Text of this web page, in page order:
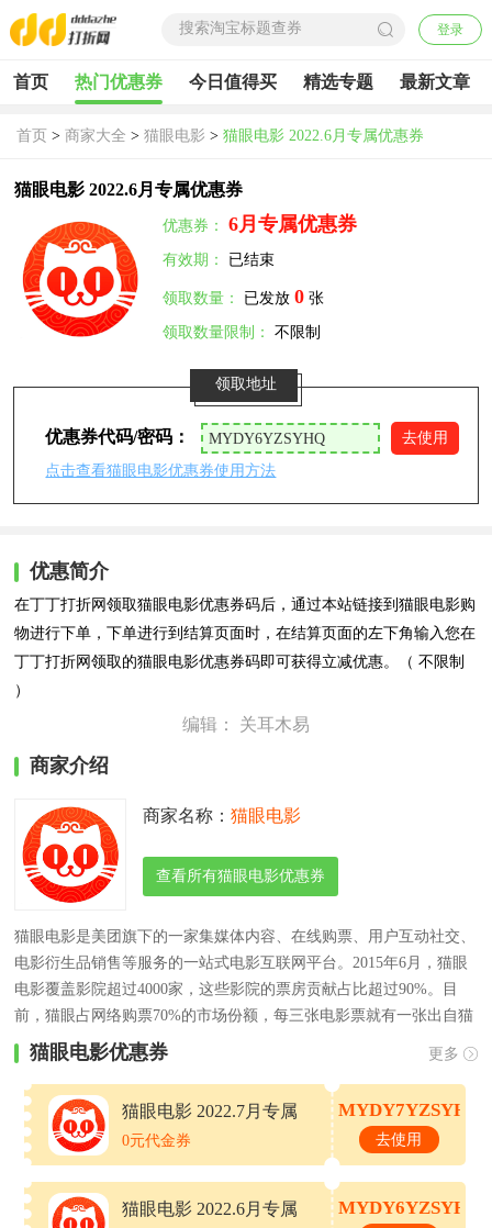
登录
首页 热门优惠券 今日值得买 精选专题 最新文章
首页 > 商家大全 > 猫眼电影 > 猫眼电影 2022.6月专属优惠券
猫眼电影 2022.6月专属优惠券
优惠券： 6月专属优惠券
有效期： 已结束
领取数量： 已发放0 张
领取数量限制： 不限制
领取地址
优惠券代码/密码：
去使用
点击查看猫眼电影优惠券使用方法
优惠简介
在丁丁打折网领取猫眼电影优惠券码后，通过本站链接到猫眼电影购
物进行下单，下单进行到结算页面时，在结算页面的左下角输入您在
丁丁打折网领取的猫眼电影优惠券码即可获得立减优惠。（不限制
）
编辑： 关耳木易
商家介绍
商家名称：猫眼电影
查看所有猫眼电影优惠券
猫眼电影是美团旗下的一家集媒体内容、在线购票、用户互动社交、
电影衍生品销售等服务的一站式电影互联网平台。2015年6月，猫眼
电影覆盖影院超过4000家，这些影院的票房贡献占比超过90%。目
前，猫眼占网络购票70%的市场份额，每三张电影票就有一张出自猫
眼电影，是影迷下载量较多、使用率较高的电影应用软件。同时，猫
眼电影为合作影院和电影制片发行方提供覆盖海量电影消费者的精准
营销方案，助力影片票房。2015年上半年，猫眼电影交易额达60亿，
超过2014年全年。
猫眼电影优惠券 更多
猫眼电影 2022.7月专属
优惠券
0元代金券
MYDY7YZSYHQ
去使用
猫眼电影 2022.6月专属
MYDY6YZSYHQ